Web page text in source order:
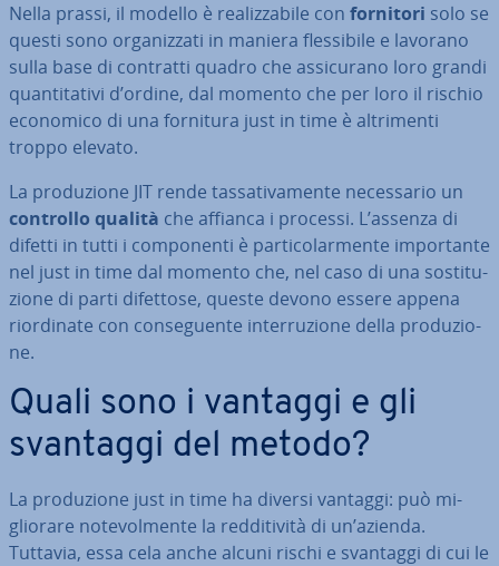
Nella prassi, il modello è rea­liz­za­bi­le con fornitori solo se
questi sono or­ga­niz­za­ti in maniera fles­si­bi­le e lavorano
sulla base di contratti quadro che as­si­cu­ra­no loro grandi
quan­ti­ta­ti­vi d’ordine, dal momento che per loro il rischio
economico di una fornitura just in time è al­tri­men­ti
troppo elevato.
La pro­du­zio­ne JIT rende tas­sa­ti­va­men­te ne­ces­sa­rio un
controllo qualità che affianca i processi. L’assenza di
difetti in tutti i com­po­nen­ti è par­ti­co­lar­men­te im­por­tan­te
nel just in time dal momento che, nel caso di una so­sti­tu­
zio­ne di parti difettose, queste devono essere appena
rior­di­na­te con con­se­guen­te in­ter­ru­zio­ne della pro­du­zio­
ne.
Quali sono i vantaggi e gli
svantaggi del metodo?
La pro­du­zio­ne just in time ha diversi vantaggi: può mi­
glio­ra­re no­te­vol­men­te la red­di­ti­vi­tà di un’azienda.
Tuttavia, essa cela anche alcuni rischi e svantaggi di cui le